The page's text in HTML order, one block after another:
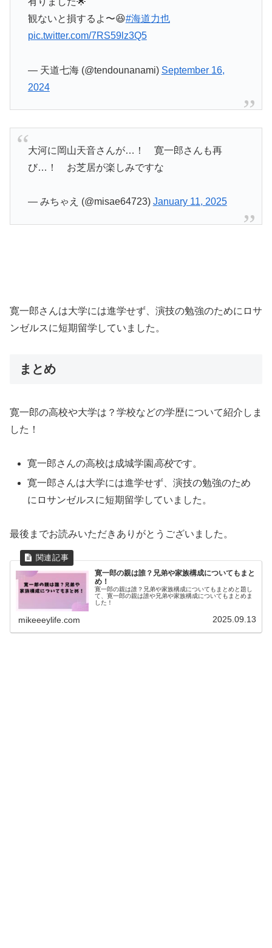
観ないと損するよ〜😆#海道力也
pic.twitter.com/7RS59lz3Q5
— 天道七海 (@tendounanami) September 16,
2024
大河に岡山天音さんが…！ 寛一郎さんも再
び…！ お芝居が楽しみですな
— みちゃえ (@misae64723) January 11, 2025
寛一郎さんは大学には進学せず、演技の勉強のためにロサ
ンゼルスに短期留学していました。
まとめ
寛一郎の高校や大学は？学校などの学歴について紹介しま
した！
寛一郎さんの高校は成城学園 高校です。
寛一郎さんは大学には進学せず、演技の勉強のため
にロサンゼルスに短期留学していました。
最後までお読みいただきありがとうございました。
寛一郎の親は誰？兄弟や家族構成についてもまと
め！
寛一郎の親は誰？兄弟や家族構成についてもまとめと題し
て、寛一郎の親は誰や兄弟や家族構成についてもまとめま
した！
mikeeeylife.com 2025.09.13